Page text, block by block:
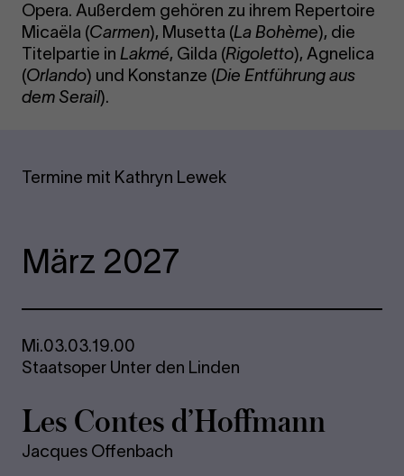
Opera. Außerdem gehören zu ihrem Repertoire
Micaëla (Carmen), Musetta (La Bohème), die
Titelpartie inLakmé, Gilda (Rigoletto), Agnelica
(Orlando) und Konstanze (Die Entführung aus
dem Serail).
Termine mit Kathryn Lewek
März 2027
Mi.03.03.19.00
Staatsoper Unter den Linden
Les Con­tes d’Hoff­mann
Jacques Offenbach